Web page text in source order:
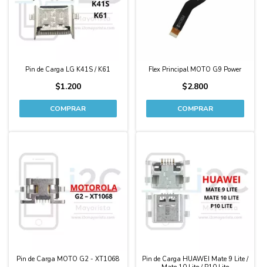
Pin de Carga LG K41S / K61
$1.200
Flex Principal MOTO G9 Power
$2.800
Pin de Carga MOTO G2 - XT1068
Pin de Carga HUAWEI Mate 9 Lite /